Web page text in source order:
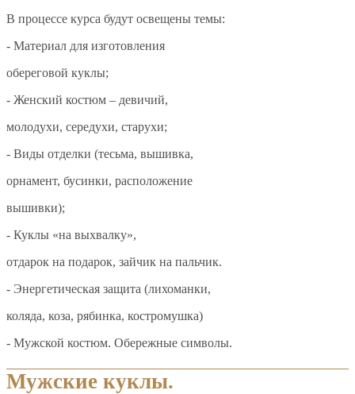
В процессе курса будут освещены темы:
- Материал для изготовления
обереговой куклы;
- Женский костюм – девичий,
молодухи, середухи, старухи;
- Виды отделки (тесьма, вышивка,
орнамент, бусинки, расположение
вышивки);
- Куклы «на выхвалку»,
отдарок на подарок, зайчик на пальчик.
- Энергетическая защита (лихоманки,
коляда, коза, рябинка, костромушка)
- Мужской костюм. Обережные символы.
Мужские куклы.